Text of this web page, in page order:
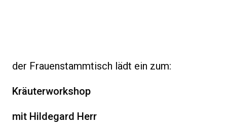
der Frauenstammtisch lädt ein zum:
Kräuterworkshop
mit Hildegard Herr